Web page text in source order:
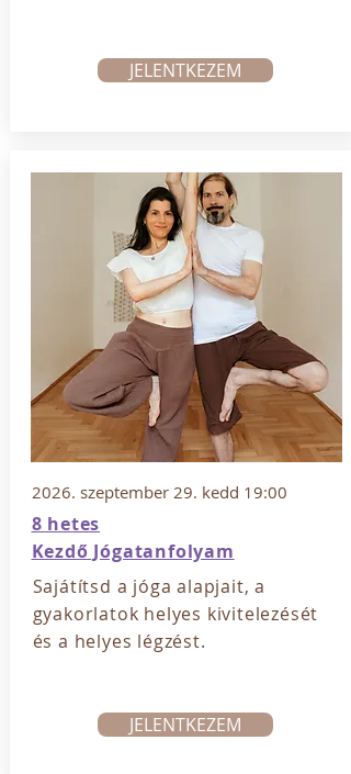
JELENTKEZEM
2026. szeptember 29. kedd 19:00
​8 hetes
Kezdő Jógatanfolyam
Sajátítsd a jóga alapjait, a
gyakorlatok helyes kivitelezését
és a helyes légzést.
JELENTKEZEM